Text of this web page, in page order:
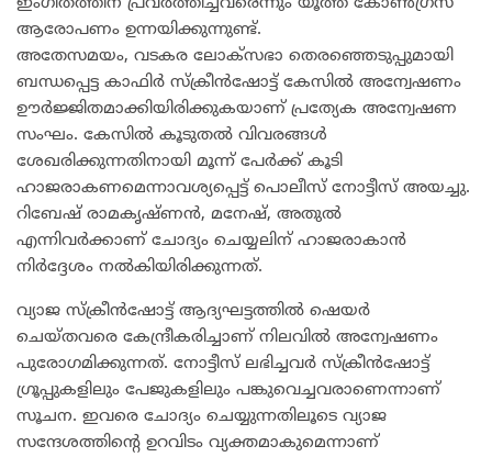
ആരോപണം ഉന്നയിക്കുന്നുണ്ട്.
അതേസമയം, വടകര ലോക്സഭാ തെരഞ്ഞെടുപ്പുമായി
ബന്ധപ്പെട്ട കാഫിർ സ്ക്രീൻഷോട്ട് കേസിൽ അന്വേഷണം
ഊർജ്ജിതമാക്കിയിരിക്കുകയാണ് പ്രത്യേക അന്വേഷണ
സംഘം. കേസിൽ കൂടുതൽ വിവരങ്ങൾ
ശേഖരിക്കുന്നതിനായി മൂന്ന് പേർക്ക് കൂടി
ഹാജരാകണമെന്നാവശ്യപ്പെട്ട് പൊലീസ് നോട്ടീസ് അയച്ചു.
റിബേഷ് രാമകൃഷ്ണൻ, മനേഷ്, അതുൽ
എന്നിവർക്കാണ് ചോദ്യം ചെയ്യലിന് ഹാജരാകാൻ
നിർദ്ദേശം നൽകിയിരിക്കുന്നത്.
വ്യാജ സ്ക്രീൻഷോട്ട് ആദ്യഘട്ടത്തിൽ ഷെയർ
ചെയ്തവരെ കേന്ദ്രീകരിച്ചാണ് നിലവിൽ അന്വേഷണം
പുരോഗമിക്കുന്നത്. നോട്ടീസ് ലഭിച്ചവർ സ്ക്രീൻഷോട്ട്
ഗ്രൂപ്പുകളിലും പേജുകളിലും പങ്കുവെച്ചവരാണെന്നാണ്
സൂചന. ഇവരെ ചോദ്യം ചെയ്യുന്നതിലൂടെ വ്യാജ
സന്ദേശത്തിന്റെ ഉറവിടം വ്യക്തമാകുമെന്നാണ്